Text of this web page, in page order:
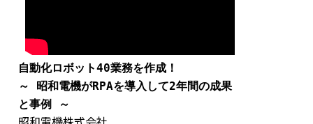
自動化ロボット40業務を作成！
～ 昭和電機がRPAを導入して2年間の成果
と事例 ～